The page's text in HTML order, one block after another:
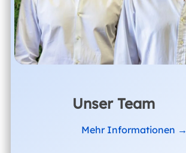
Unser Team
Mehr Informationen →